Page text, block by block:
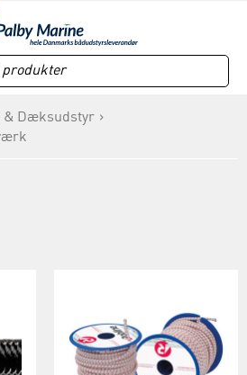
& Dæksudstyr